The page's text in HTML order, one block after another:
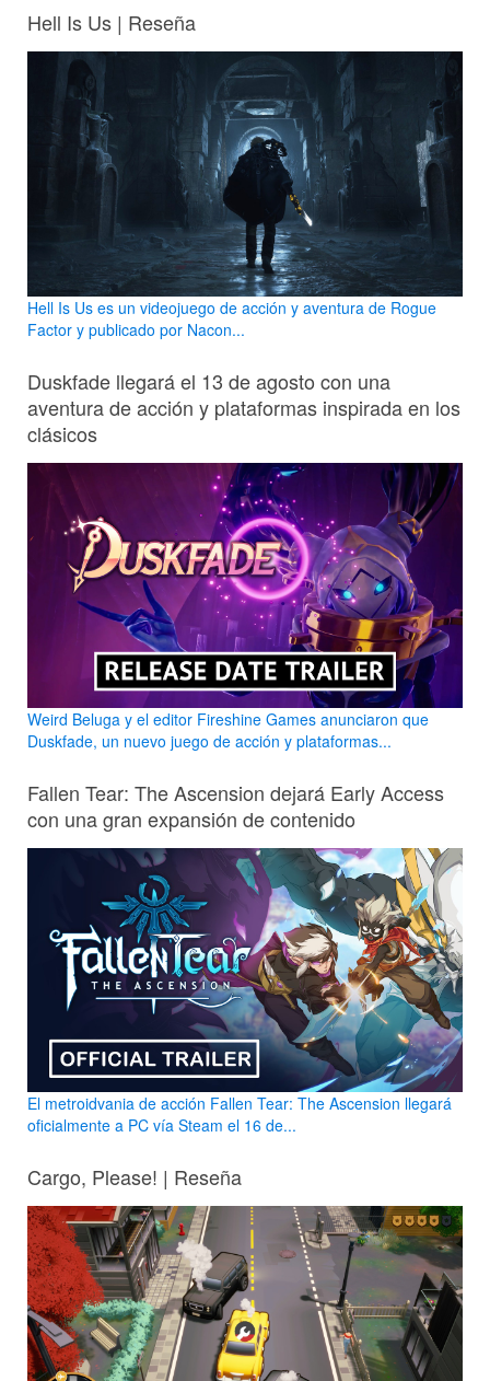
Hell Is Us | Reseña
Hell Is Us es un videojuego de acción y aventura de Rogue
Factor y publicado por Nacon...
Duskfade llegará el 13 de agosto con una
aventura de acción y plataformas inspirada en los
clásicos
Weird Beluga y el editor Fireshine Games anunciaron que
Duskfade, un nuevo juego de acción y plataformas...
Fallen Tear: The Ascension dejará Early Access
con una gran expansión de contenido
El metroidvania de acción Fallen Tear: The Ascension llegará
oficialmente a PC vía Steam el 16 de...
Cargo, Please! | Reseña